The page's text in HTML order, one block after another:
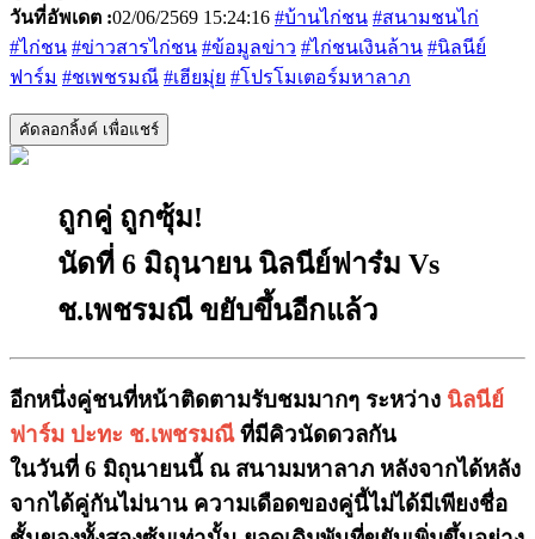
วันที่อัพเดต :02/06/2569 15:24:16 #บ้านไก่ชน #สนามชนไก่
#ไก่ชน #ข่าวสารไก่ชน #ข้อมูลข่าว #ไก่ชนเงินล้าน #นิลนีย์
ฟาร์ม #ชเพชรมณี #เฮียมุ่ย #โปรโมเตอร์มหาลาภ
คัดลอกลิ้งค์ เพื่อแชร์
ถูกคู่ ถูกซุ้ม!
นัดที่ 6 มิถุนายน นิลนีย์ฟาร๋ม Vs
ช.เพชรมณี ขยับขึ้นอีกแล้ว
อีกหนึ่งคู่ชนที่หน้าติดตามรับชมมากๆ ระหว่าง นิลนีย์
ฟาร์ม ปะทะ ช.เพชรมณีที่มีคิวนัดดวลกัน
ในวันที่ 6 มิถุนายนนี้ ณ สนามมหาลาภ หลังจากได้หลัง
จากได้คู่กันไม่นาน ความเดือดของคู่นี้ไม่ได้มีเพียงชื่อ